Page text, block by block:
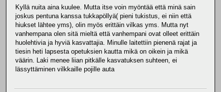
Kyllä nuita aina kuulee. Mutta itse voin myöntää että minä sain
joskus pentuna kanssa tukkapöllyä( pieni tukistus, ei niin että
hiukset lähtee yms), olin myös erittäin vilkas yms. Mutta nyt
vanhempana olen sitä mieltä että vanhempani ovat olleet erittäin
huolehtivia ja hyviä kasvattajia. Minulle laitettiin pienenä rajat ja
tiesin heti lapsesta opetuksien kautta mikä on oikein ja mikä
väärin. Laki menee liian pitkälle kasvatuksen suhteen, ei
lässyttäminen vilkkaille pojille auta